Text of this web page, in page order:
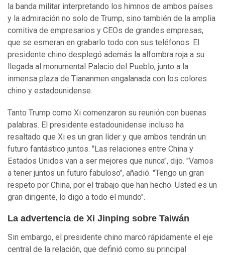
la banda militar interpretando los himnos de ambos países
y la admiración no solo de Trump, sino también de la amplia
comitiva de empresarios y CEOs de grandes empresas,
que se esmeran en grabarlo todo con sus teléfonos. El
presidente chino desplegó además la alfombra roja a su
llegada al monumental Palacio del Pueblo, junto a la
inmensa plaza de Tiananmen engalanada con los colores
chino y estadounidense.
Tanto Trump como Xi comenzaron su reunión con buenas
palabras. El presidente estadounidense incluso ha
resaltado que Xi es un gran líder y que ambos tendrán un
futuro fantástico juntos. "Las relaciones entre China y
Estados Unidos van a ser mejores que nunca", dijo. "Vamos
a tener juntos un futuro fabuloso", añadió. "Tengo un gran
respeto por China, por el trabajo que han hecho. Usted es un
gran dirigente, lo digo a todo el mundo".
La advertencia de Xi Jinping sobre Taiwán
Sin embargo, el presidente chino marcó rápidamente el eje
central de la relación, que definió como su principal